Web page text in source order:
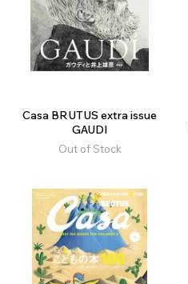
Casa BRUTUS extra issue
GAUDI
Out of Stock